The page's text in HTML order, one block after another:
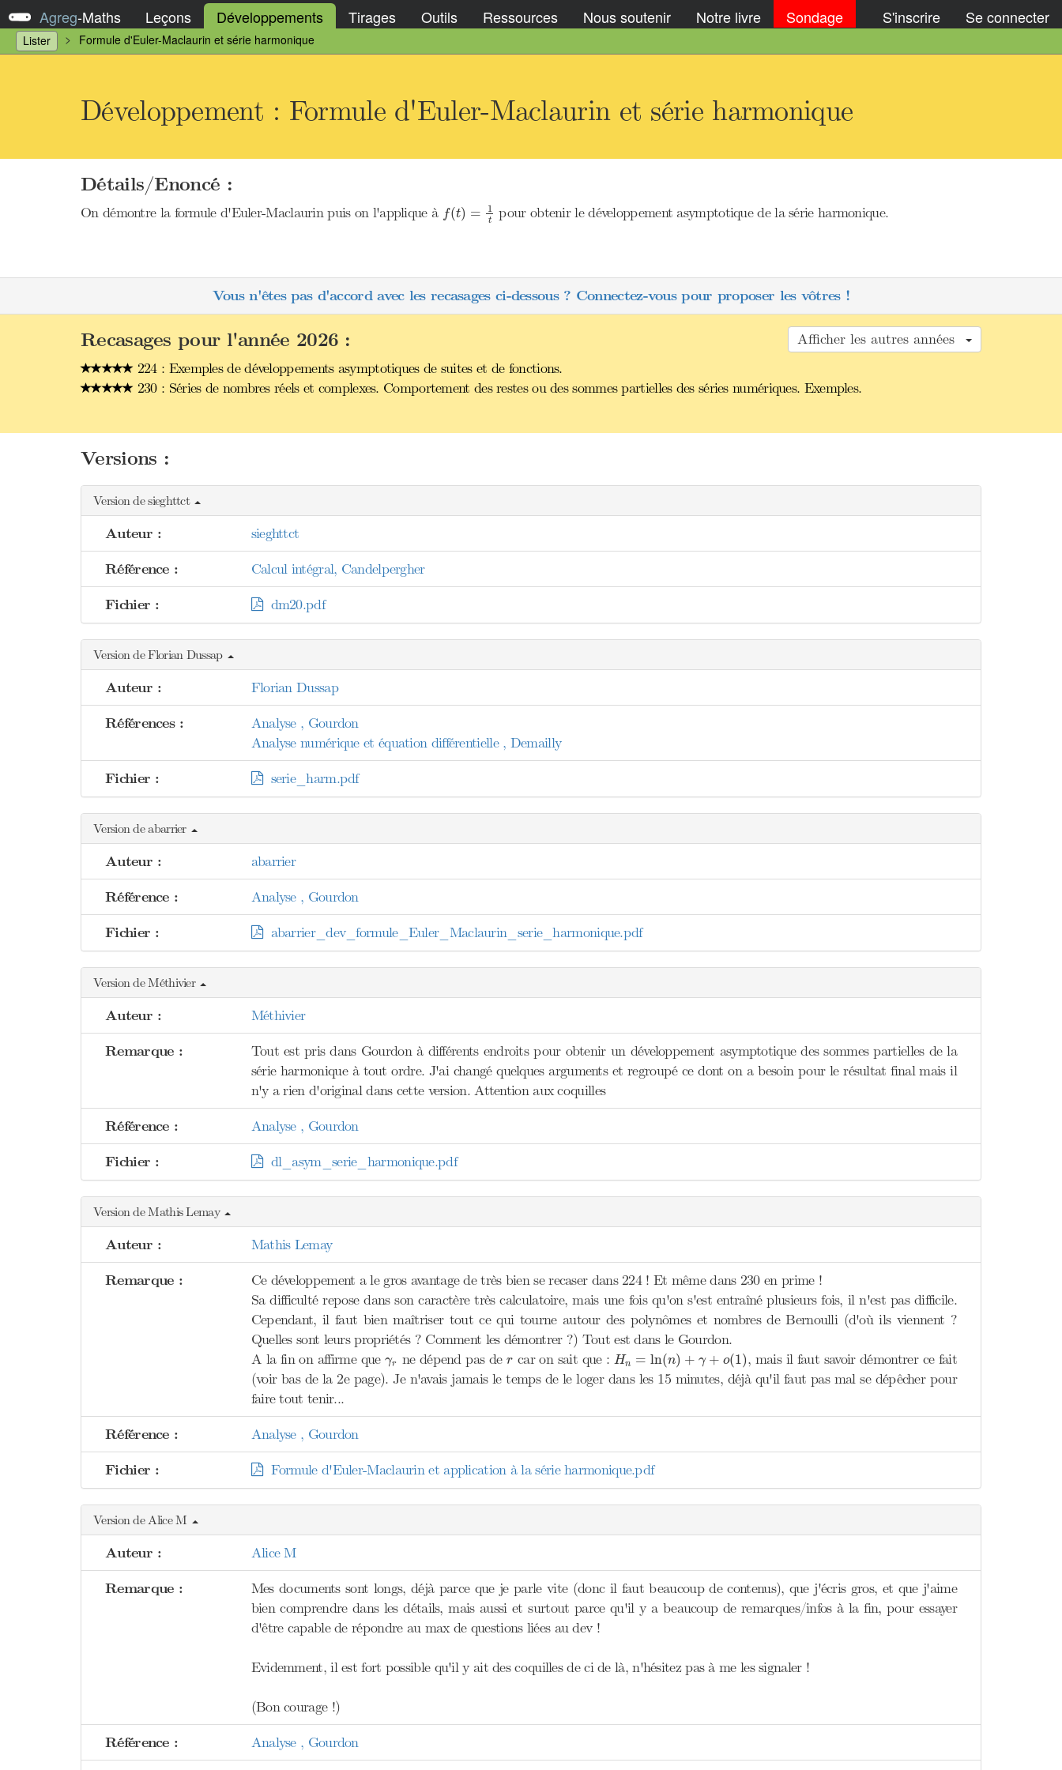
Agreg-Maths Leçons Développements Tirages Outils Ressources Nous soutenir Notre livre Sondage S'inscrire Se connecter
Lister Formule d'Euler-Maclaurin et série harmonique
Développement : Formule d'Euler-Maclaurin et série harmonique
Détails/Enoncé :
On démontre la formule d'Euler-Maclaurin puis on l'applique à f(t) = 1
t
(t )= pour obtenir le développement asymptotique de la série harmonique.
Vous n'êtes pas d'accord avec les recasages ci-dessous ? Connectez-vous pour proposer les vôtres !
Afficher les autres années
Recasages pour l'année 2026 :
224 : Exemples de développements asymptotiques de suites et de fonctions.
230 : Séries de nombres réels et complexes. Comportement des restes ou des sommes partielles des séries numériques. Exemples.
Versions :
Version de sieghttct
Auteur : sieghttct
Référence : Calcul intégral, Candelpergher
Fichier : dm20.pdf
Version de Florian Dussap
Auteur : Florian Dussap
Références :
Analyse , Gourdon
Analyse numérique et équation différentielle , Demailly
Fichier : serie_harm.pdf
Version de abarrier
Auteur : abarrier
Référence : Analyse , Gourdon
Fichier : abarrier_dev_formule_Euler_Maclaurin_serie_harmonique.pdf
Version de Méthivier
Auteur : Méthivier
Remarque :
Tout est pris dans Gourdon à différents endroits pour obtenir un développement asymptotique des sommes partielles de la
série harmonique à tout ordre. J'ai changé quelques arguments et regroupé ce dont on a besoin pour le résultat final mais il
n'y a rien d'original dans cette version. Attention aux coquilles
Référence : Analyse , Gourdon
Fichier : dl_asym_serie_harmonique.pdf
Version de Mathis Lemay
Auteur : Mathis Lemay
Remarque :
Ce développement a le gros avantage de très bien se recaser dans 224 ! Et même dans 230 en prime !
Sa difficulté repose dans son caractère très calculatoire, mais une fois qu'on s'est entraîné plusieurs fois, il n'est pas difficile.
Cependant, il faut bien maîtriser tout ce qui tourne autour des polynômes et nombres de Bernoulli (d'où ils viennent ?
Quelles sont leurs propriétés ? Comment les démontrer ?) Tout est dans le Gourdon.
A la fin on affirme queγr
γ ne dépend pas der
r car on sait que :Hn = ln(n) + γ + o(1)
Hn ln n + γ (
, mais il faut savoir démontrer ce fait
(voir bas de la 2e page). Je n'avais jamais le temps de le loger dans les 15 minutes, déjà qu'il faut pas mal se dépêcher pour
faire tout tenir...
Référence : Analyse , Gourdon
Fichier : Formule d'Euler-Maclaurin et application à la série harmonique.pdf
Version de Alice M
Auteur : Alice M
Remarque :
Mes documents sont longs, déjà parce que je parle vite (donc il faut beaucoup de contenus), que j'écris gros, et que j'aime
bien comprendre dans les détails, mais aussi et surtout parce qu'il y a beaucoup de remarques/infos à la fin, pour essayer
d'être capable de répondre au max de questions liées au dev !
Evidemment, il est fort possible qu'il y ait des coquilles de ci de là, n'hésitez pas à me les signaler !
(Bon courage !)
Référence : Analyse , Gourdon